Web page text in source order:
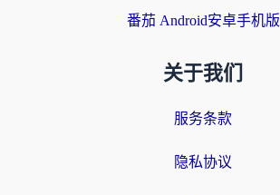
番茄 Android安卓手机版
关于我们
服务条款
隐私协议